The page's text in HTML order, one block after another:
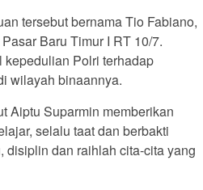
tersebut bernama Tio Fabiano,
Baru Timur I RT 10/7.
Polri terhadap
wilayah binaannya.
Aiptu Suparmin memberikan
selalu taat dan berbakti
disiplin dan raihlah cita-cita yang